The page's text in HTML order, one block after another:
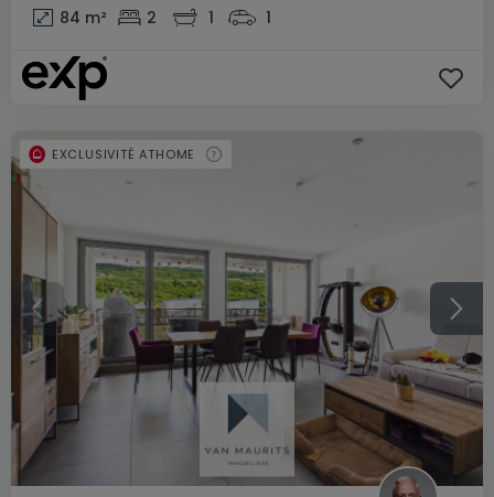
84 m² 2 1 1
EXCLUSIVITÉ ATHOME